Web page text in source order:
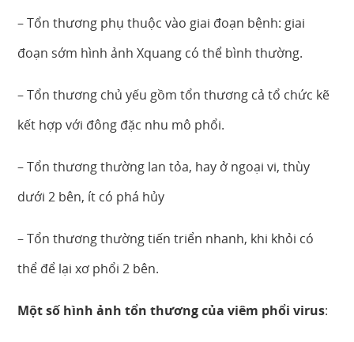
– Tổn thương phụ thuộc vào giai đoạn bệnh: giai
đoạn sớm hình ảnh Xquang có thể bình thường.
– Tổn thương chủ yếu gồm tổn thương cả tổ chức kẽ
kết hợp với đông đặc nhu mô phổi.
– Tổn thương thường lan tỏa, hay ở ngoại vi, thùy
dưới 2 bên, ít có phá hủy
– Tổn thương thường tiến triển nhanh, khi khỏi có
thể để lại xơ phổi 2 bên.
Một số hình ảnh tổn thương của viêm phổi virus: